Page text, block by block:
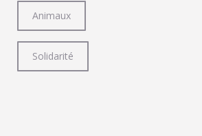
Animaux
Solidarité